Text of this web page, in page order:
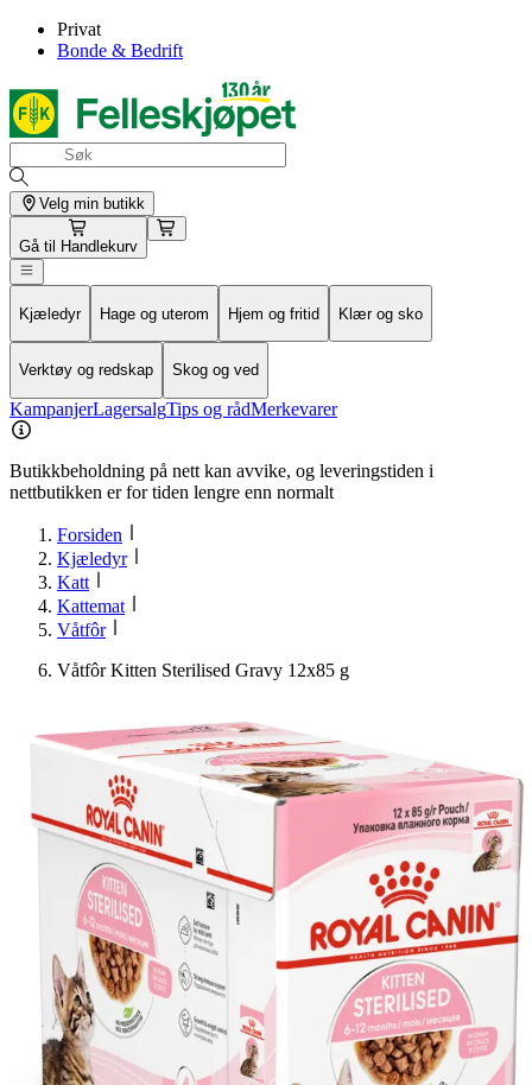
Privat
Bonde & Bedrift
Velg min butikk
Gå til Handlekurv
Kjæledyr Hage og uterom Hjem og fritid Klær og sko
Verktøy og redskap Skog og ved
KampanjerLagersalgTips og rådMerkevarer
Butikkbeholdning på nett kan avvike, og leveringstiden i
nettbutikken er for tiden lengre enn normalt
Forsiden
Kjæledyr
Katt
Kattemat
Våtfôr
Våtfôr Kitten Sterilised Gravy 12x85 g